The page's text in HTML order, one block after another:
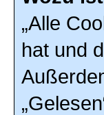
„Alle
hat und